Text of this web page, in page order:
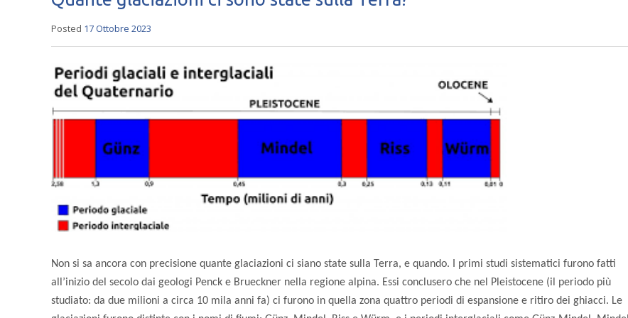
Posted 17 Ottobre 2023
Non si sa ancora con precisione quante glaciazioni ci siano state sulla Terra, e quando. I primi studi sistematici furono fatti
all’inizio del secolo dai geologi Penck e Brueckner nella regione alpina. Essi conclusero che nel Pleistocene (il periodo più
studiato: da due milioni a circa 10 mila anni fa) ci furono in quella zona quattro periodi di espansione e ritiro dei ghiacci. Le